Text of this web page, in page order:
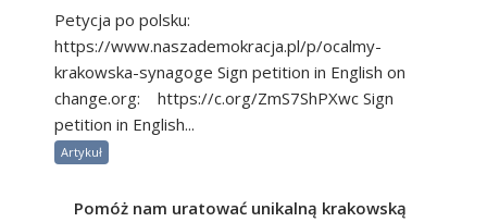
Petycja po polsku:
https://www.naszademokracja.pl/p/ocalmy-
krakowska-synagoge Sign petition in English on
change.org: https://c.org/ZmS7ShPXwc Sign
petition in English...
Artykuł
Pomóż nam uratować unikalną krakowską